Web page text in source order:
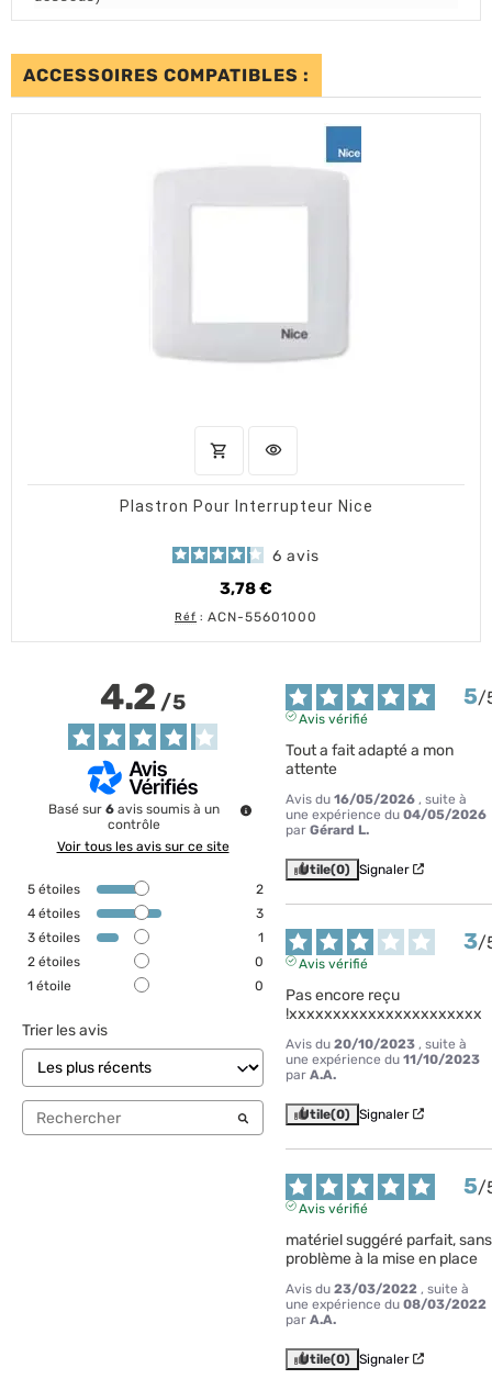
ACCESSOIRES COMPATIBLES :
shopping_cart AJOUTER AU PANIER
visibility
Plastron Pour Interrupteur Nice
6 avis
3,78 €
Prix
Réf : ACN-55601000
4.2/5
Basé sur6 avis soumis à un
contrôle
Voir tous les avis sur ce site
5 étoiles
2
4 étoiles
3
3 étoiles
1
2 étoiles
0
1 étoile 0
Trier les avis
5/
Avis vérifié
Tout a fait adapté a mon
attente
Avis du 16/05/2026 , suite à
une expérience du 04/05/2026
par Gérard L.
Utile(0) Signaler
3/
Avis vérifié
Pas encore reçu
!xxxxxxxxxxxxxxxxxxxxxx
Avis du 20/10/2023 , suite à
une expérience du 11/10/2023
par A.A.
Utile(0) Signaler
5/
Avis vérifié
matériel suggéré parfait, sans
problème à la mise en place
Avis du 23/03/2022 , suite à
une expérience du 08/03/2022
par A.A.
Utile(0) Signaler